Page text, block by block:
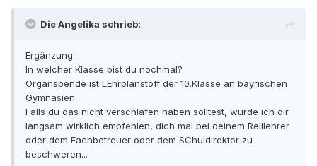
Die Angelika schrieb:
Ergänzung:
In welcher Klasse bist du nochmal?
Organspende ist LEhrplanstoff der 10.Klasse an bayrischen
Gymnasien.
Falls du das nicht verschlafen haben solltest, würde ich dir
langsam wirklich empfehlen, dich mal bei deinem Relilehrer
oder dem Fachbetreuer oder dem SChuldirektor zu
beschweren...